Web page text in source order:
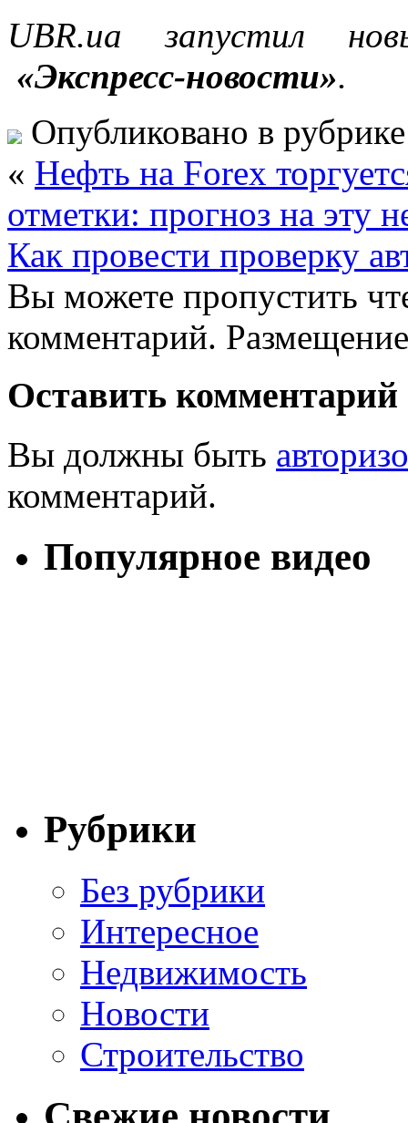
UBR.ua запустил
«Экспресс-новости».
Опубликовано в
« Нефть на Forex
отметки: прогноз на эту
Как провести проверку
Вы можете пропустить
комментарий.
Оставить комментарий
Вы должны быть
комментарий.
Популярное видео
Рубрики
Без рубрики
Интересное
Недвижимость
Новости
Строительство